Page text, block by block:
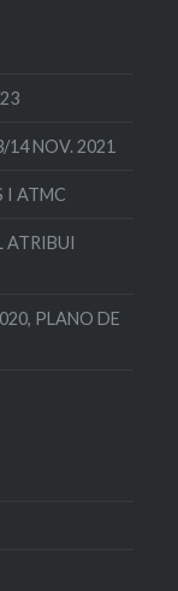
14 NOV. 2021
I ATMC
ATRIBUI
PLANO DE